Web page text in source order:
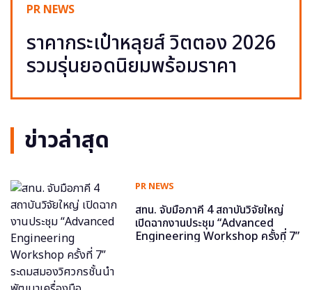
PR NEWS
ราคากระเป๋าหลุยส์ วิตตอง 2026
รวมรุ่นยอดนิยมพร้อมราคา
ข่าวล่าสุด
PR NEWS
สทน. จับมือภาคี 4 สถาบันวิจัยใหญ่
เปิดฉากงานประชุม “Advanced
Engineering Workshop ครั้งที่ 7”